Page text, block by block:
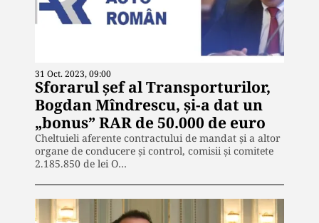
31 Oct. 2023, 09:00
Sforarul șef al Transporturilor,
Bogdan Mîndrescu, și-a dat un
„bonus” RAR de 50.000 de euro
Cheltuieli aferente contractului de mandat și a altor
organe de conducere și control, comisii și comitete
2.185.850 de lei O…